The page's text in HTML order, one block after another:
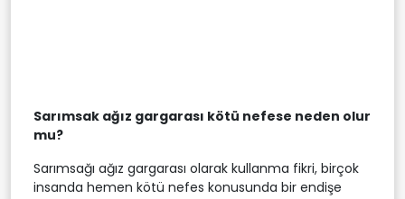
Sarımsak ağız gargarası kötü nefese neden olur
mu?
Sarımsağı ağız gargarası olarak kullanma fikri, birçok
insanda hemen kötü nefes konusunda bir endişe